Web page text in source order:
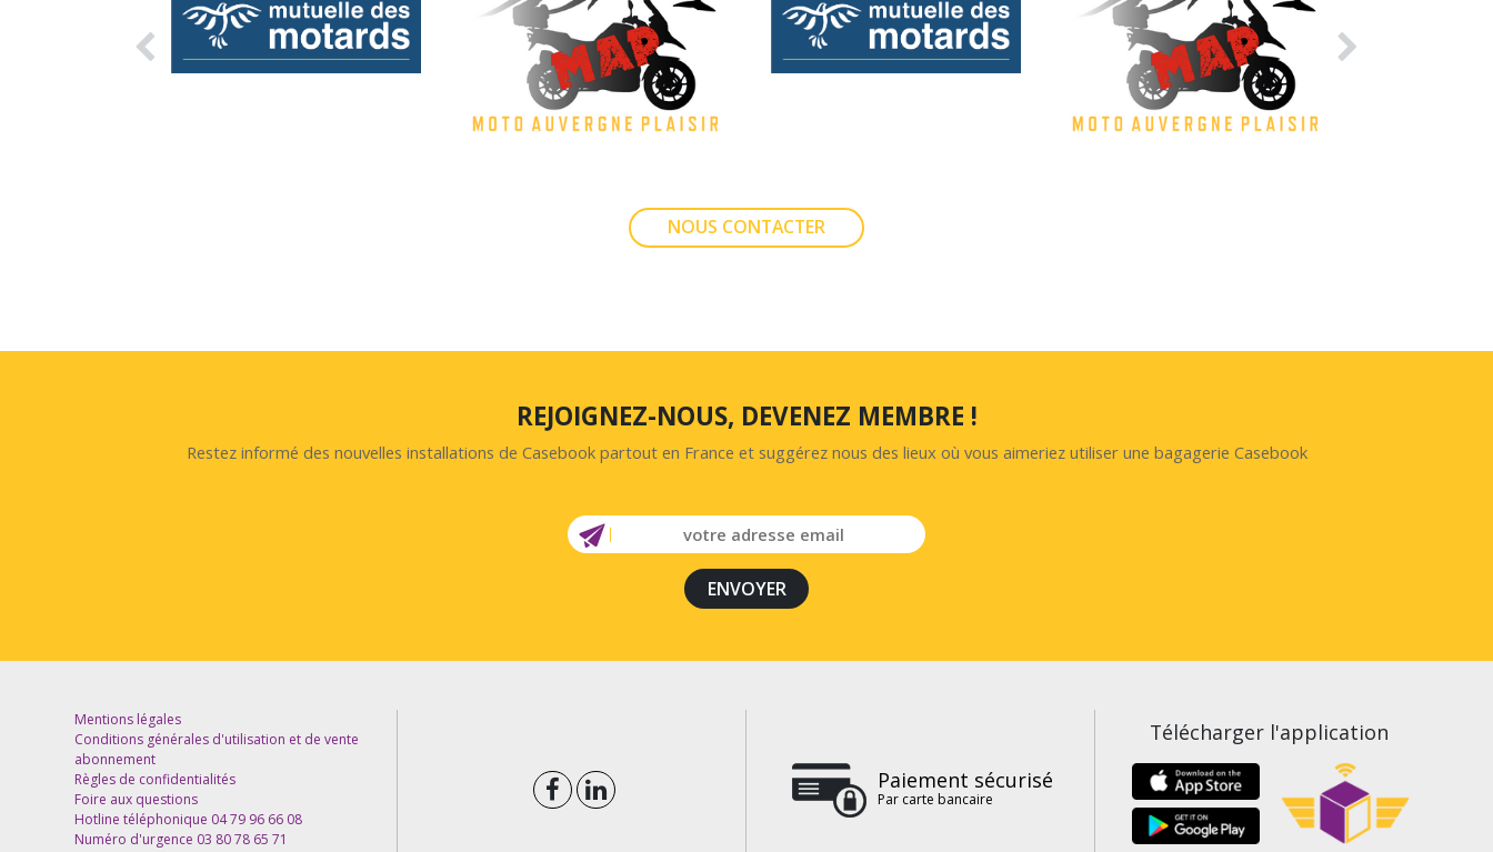
NOUS CONTACTER
REJOIGNEZ-NOUS, DEVENEZ MEMBRE !
Restez informé des nouvelles installations de Casebook partout en France et suggérez nous des lieux où vous aimeriez utiliser une bagagerie Casebook
Mentions légales
Conditions générales d'utilisation et de vente
abonnement
Règles de confidentialités
Foire aux questions
Hotline téléphonique 04 79 96 66 08
Numéro d'urgence 03 80 78 65 71
Paiement sécurisé
Par carte bancaire
Télécharger l'application